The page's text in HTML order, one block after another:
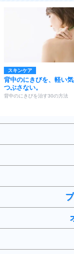
スキンケア
背中のにきびを、軽い
つぶさない。
背中のにきびを治す30の方法